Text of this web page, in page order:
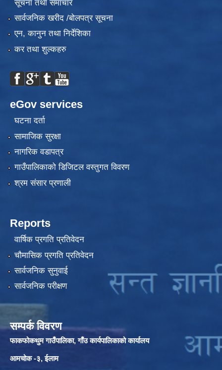
सूचना तथा समाचार
सार्वजनिक खरीद /बोलपत्र सूचना
एन, कानुन तथा निर्देशिका
कर तथा शुल्कहरु
eGov services
घटना दर्ता
सामाजिक सुरक्षा
नागरिक वडापत्र
गाउँपालिकाको डिजिटल वस्तुगत विवरण
श्रम संसार प्रणाली
Reports
वार्षिक प्रगति प्रतिवेदन
चौमासिक प्रगति प्रतिवेदन
सार्वजनिक सुनुवाई
सार्वजनिक परीक्षण
सम्पर्क विवरण
फाकफोकथुम गाउँपालिका, गाँउ कार्यपालिकाको कार्यालय
आमचोक -३, ईलाम